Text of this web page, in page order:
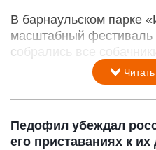
В барнаульском парке
масштабный фестиваль
собрались все
Педофил убеждал
его приставаниях к их